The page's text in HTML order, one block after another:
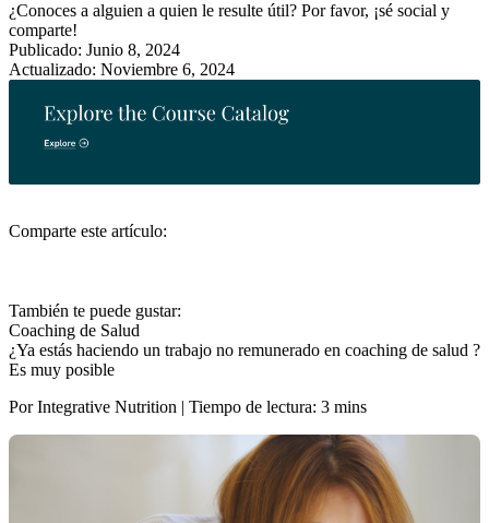
Comparte este artículo:
¿Conoces a alguien a quien le resulte útil? Por favor, ¡sé social y
comparte!
Publicado: Junio 8, 2024
Actualizado: Noviembre 6, 2024
También te puede gustar:
Coaching de Salud
¿Ya estás haciendo un trabajo no remunerado en coaching de salud ?
Es muy posible
Por Integrative Nutrition | Tiempo de lectura: 3 mins